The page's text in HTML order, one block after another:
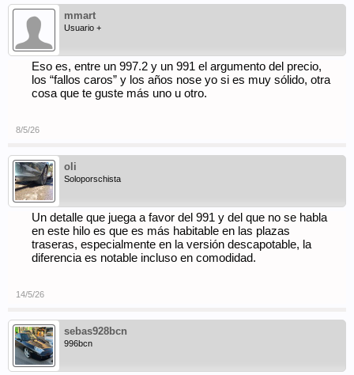
mmart
Usuario +
Eso es, entre un 997.2 y un 991 el argumento del precio,
los “fallos caros” y los años nose yo si es muy sólido, otra
cosa que te guste más uno u otro.
8/5/26
oli
Soloporschista
Un detalle que juega a favor del 991 y del que no se habla
en este hilo es que es más habitable en las plazas
traseras, especialmente en la versión descapotable, la
diferencia es notable incluso en comodidad.
14/5/26
sebas928bcn
996bcn